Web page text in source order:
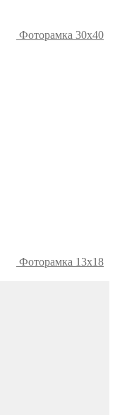
Фоторамка 30х40
Фоторамка 13х18